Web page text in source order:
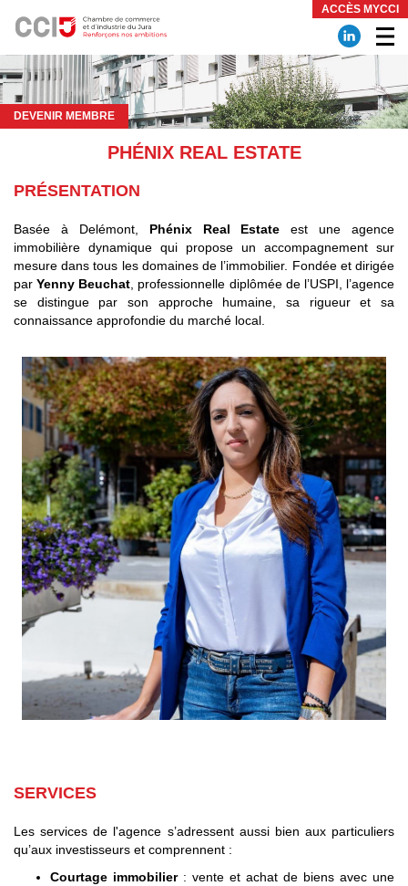
ACCÈS MYCCI
DEVENIR MEMBRE
PHÉNIX REAL ESTATE
PRÉSENTATION
Basée à Delémont, Phénix Real Estate est une agence
immobilière dynamique qui propose un accompagnement sur
mesure dans tous les domaines de l’immobilier. Fondée et dirigée
parYenny Beuchat , professionnelle diplômée de l’USPI, l’agence
se distingue par son approche humaine, sa rigueur et sa
connaissance approfondie du marché local.
SERVICES
Les services de l'agence s’adressent aussi bien aux particuliers
qu’aux investisseurs et comprennent :
Courtage immobilier: vente et achat de biens avec une